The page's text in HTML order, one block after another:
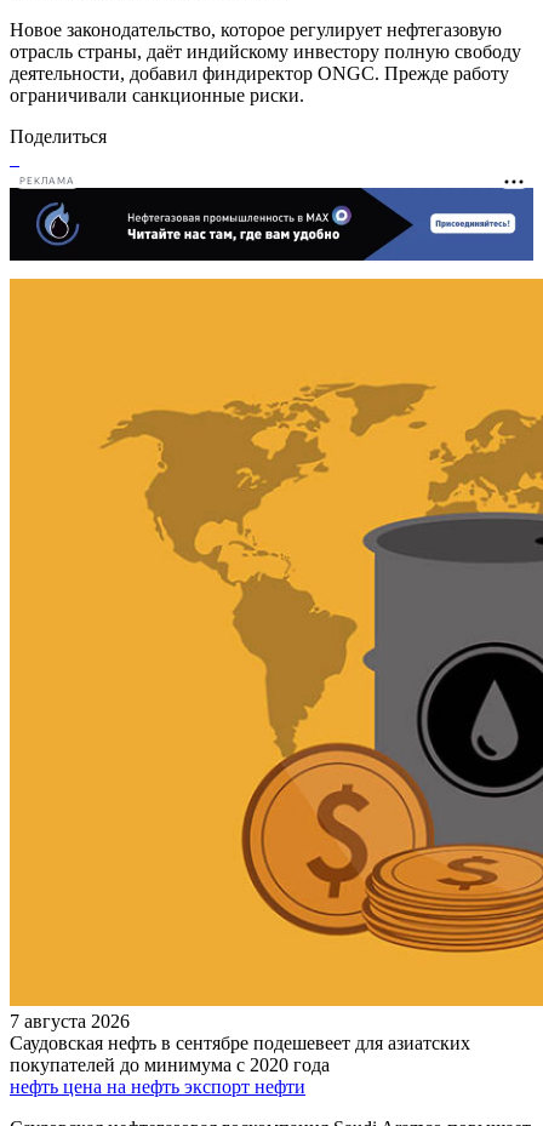
Новое законодательство, которое регулирует нефтегазовую
отрасль страны, даёт индийскому инвестору полную свободу
деятельности, добавил финдиректор ONGC. Прежде работу
ограничивали санкционные риски.
Поделиться
РЕКЛАМА
7 августа 2026
Саудовская нефть в сентябре подешевеет для азиатских
покупателей до минимума с 2020 года
нефть цена на нефть экспорт нефти